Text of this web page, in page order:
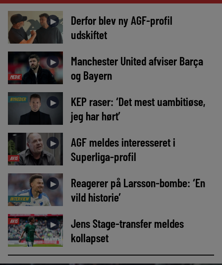
►
Derfor blev ny AGF-profil
udskiftet
MEDIE
►
Manchester United afviser Barça
og Bayern
NYHEDER ►
KEP raser: ‘Det mest uambitiøse,
jeg har hørt’
AVIS
►
AGF meldes interesseret i
Superliga-profil
INTERVIEW
►
Reagerer på Larsson-bombe: ‘En
vild historie’
AVIS ►
Jens Stage-transfer meldes
kollapset